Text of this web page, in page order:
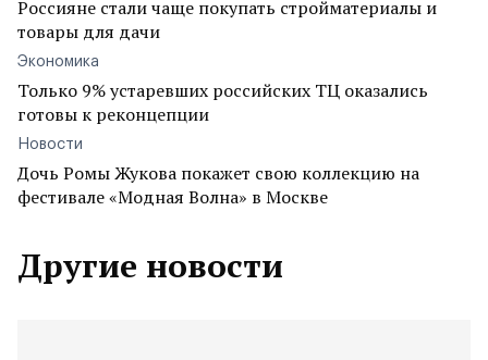
Россияне стали чаще покупать стройматериалы и
товары для дачи
Экономика
Только 9% устаревших российских ТЦ оказались
готовы к реконцепции
Новости
Дочь Ромы Жукова покажет свою коллекцию на
фестивале «Модная Волна» в Москве
Другие новости